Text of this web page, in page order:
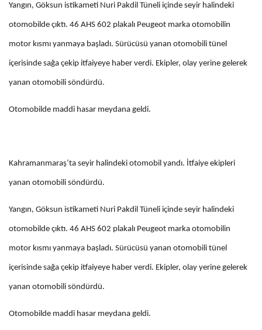
Yangın, Göksun istikameti Nuri Pakdil Tüneli içinde seyir halindeki
otomobilde çıktı. 46 AHS 602 plakalı Peugeot marka otomobilin
motor kısmı yanmaya başladı. Sürücüsü yanan otomobili tünel
içerisinde sağa çekip itfaiyeye haber verdi. Ekipler, olay yerine gelerek
yanan otomobili söndürdü.
Otomobilde maddi hasar meydana geldi.
Kahramanmaraş’ta seyir halindeki otomobil yandı. İtfaiye ekipleri
yanan otomobili söndürdü.
Yangın, Göksun istikameti Nuri Pakdil Tüneli içinde seyir halindeki
otomobilde çıktı. 46 AHS 602 plakalı Peugeot marka otomobilin
motor kısmı yanmaya başladı. Sürücüsü yanan otomobili tünel
içerisinde sağa çekip itfaiyeye haber verdi. Ekipler, olay yerine gelerek
yanan otomobili söndürdü.
Otomobilde maddi hasar meydana geldi.